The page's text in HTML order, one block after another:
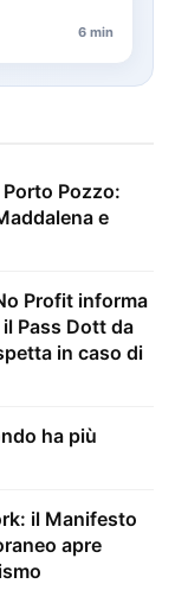
6 min
Pozzo:
e
Profit informa
Pass Dott da
in caso di
ha più
il Manifesto
apre